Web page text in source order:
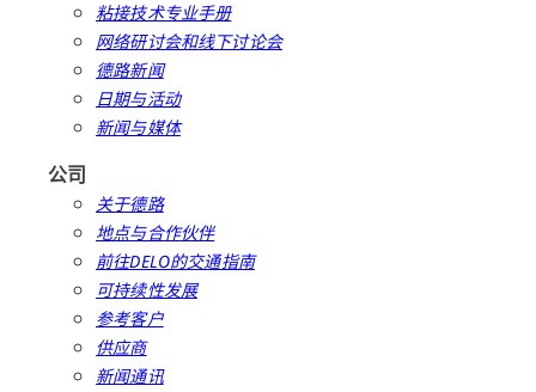
粘接技术专业手册
网络研讨会和线下讨论会
德路新闻
日期与活动
新闻与媒体
公司
关于德路
地点与合作伙伴
前往DELO的交通指南
可持续性发展
参考客户
供应商
新闻通讯